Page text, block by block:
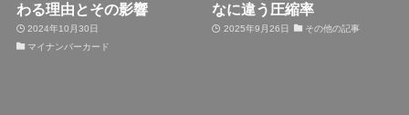
わる理由とその影響
2024年10月30日
マイナンバーカード
なに違う圧縮率
2025年9月26日 その他の記事